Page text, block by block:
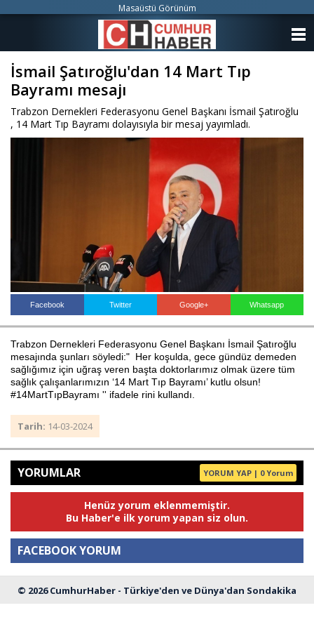
İsmail Şatıroğlu'dan 14 Mart Tıp
Bayramı mesajı
Trabzon Dernekleri Federasyonu Genel Başkanı İsmail Şatıroğlu
, 14 Mart Tıp Bayramı dolayısıyla bir mesaj yayımladı.
Facebook Twitter Google+ Whatsapp
Trabzon Dernekleri Federasyonu Genel Başkanı İsmail Şatıroğlu
mesajında şunları söyledi:" Her koşulda, gece gündüz demeden
sağlığımız için uğraş veren başta doktorlarımız olmak üzere tüm
sağlık çalışanlarımızın ‘14 Mart Tıp Bayramı’ kutlu olsun!
#14MartTıpBayramı '' ifadele rini kullandı.
Tarih: 14-03-2024
YORUMLAR YORUM YAP | 0 Yorum
Henüz yorum eklenmemiştir.
Bu Haber'e ilk yorum yapan siz olun.
FACEBOOK YORUM
Yorum
Masaüstü Görünüm
© 2026 CumhurHaber - Türkiye'den ve Dünya'dan Sondakika
KATEGORİLER
ANKETLER
VİDEO GALERİ
KÜNYE
İLETİŞİM
Haberin Doğru Adresi.